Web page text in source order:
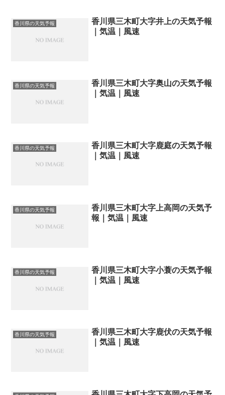
香川県の天気予報
香川県三木町大字井上の天気予報
｜気温｜風速
香川県の天気予報
香川県三木町大字奥山の天気予報
｜気温｜風速
香川県の天気予報
香川県三木町大字鹿庭の天気予報
｜気温｜風速
香川県の天気予報
香川県三木町大字上高岡の天気予
報｜気温｜風速
香川県の天気予報
香川県三木町大字小蓑の天気予報
｜気温｜風速
香川県の天気予報
香川県三木町大字鹿伏の天気予報
｜気温｜風速